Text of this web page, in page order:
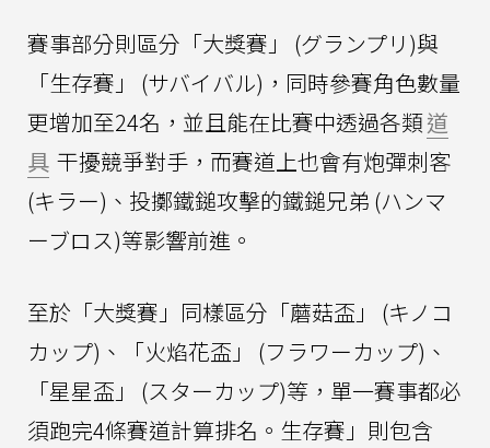
賽事部分則區分「大獎賽」 (グランプリ)與
「生存賽」 (サバイバル)，同時參賽角色數量
更增加至24名，並且能在比賽中透過各類道
具 干擾競爭對手，而賽道上也會有炮彈刺客
(キラー)、投擲鐵鎚攻擊的鐵鎚兄弟 (ハンマ
ーブロス)等影響前進。
至於「大獎賽」同樣區分「蘑菇盃」 (キノコ
カップ)、「火焰花盃」 (フラワーカップ)、
「星星盃」 (スターカップ)等，單一賽事都必
須跑完4條賽道計算排名。生存賽」則包含